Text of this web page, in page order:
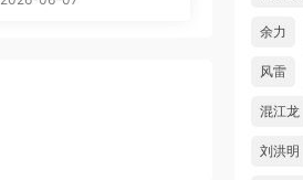
余力
风雷
混江龙
刘洪明